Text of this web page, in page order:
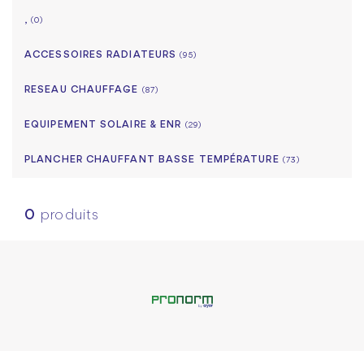
,(0)
ACCESSOIRES RADIATEURS(95)
RESEAU CHAUFFAGE (87)
EQUIPEMENT SOLAIRE & ENR (29)
PLANCHER CHAUFFANT BASSE TEMPÉRATURE (73)
0 produits